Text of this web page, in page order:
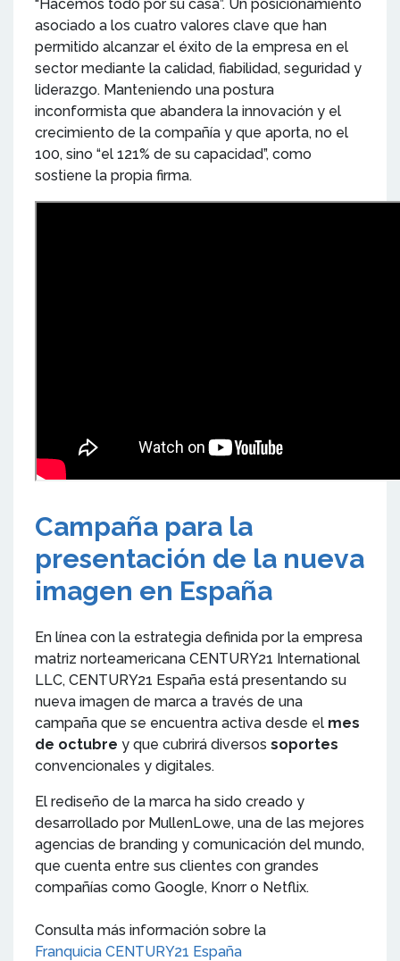
“Hacemos todo por su casa”. Un posicionamiento
asociado a los cuatro valores clave que han
permitido alcanzar el éxito de la empresa en el
sector mediante la calidad, fiabilidad, seguridad y
liderazgo. Manteniendo una postura
inconformista que abandera la innovación y el
crecimiento de la compañía y que aporta, no el
100, sino “el 121% de su capacidad”, como
sostiene la propia firma.
Campaña para la
presentación de la nueva
imagen en España
En línea con la estrategia definida por la empresa
matriz norteamericana CENTURY21 International
LLC, CENTURY21 España está presentando su
nueva imagen de marca a través de una
campaña que se encuentra activa desde el mes
de octubre y que cubrirá diversos soportes
convencionales y digitales.
El rediseño de la marca ha sido creado y
desarrollado por MullenLowe, una de las mejores
agencias de branding y comunicación del mundo,
que cuenta entre sus clientes con grandes
compañías como Google, Knorr o Netflix.
Consulta más información sobre la
Franquicia CENTURY21 España